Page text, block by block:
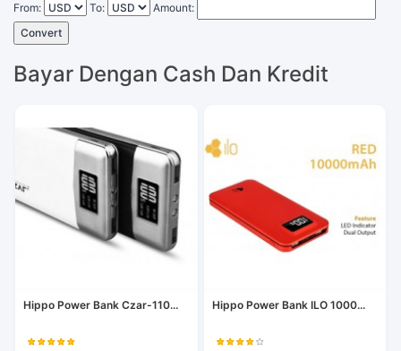
From: To:
Amount:
Convert
Bayar Dengan Cash Dan Kredit
Hippo Power Bank Czar-110... Hippo Power Bank ILO 1000...